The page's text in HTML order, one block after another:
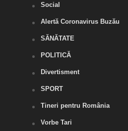
Social
Alertă Coronavirus Buzău
SĂNĂTATE
POLITICĂ
Divertisment
SPORT
Tineri pentru România
Vorbe Tari